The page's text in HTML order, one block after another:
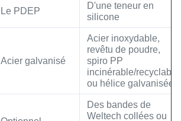
Le PDEP
D'une teneur en
silicone
Acier galvanisé
Acier inoxydable,
revêtu de poudre,
spiro PP
incinérable/recyclable
ou hélice galvanisée.
Des bandes de
Weltech collées ou